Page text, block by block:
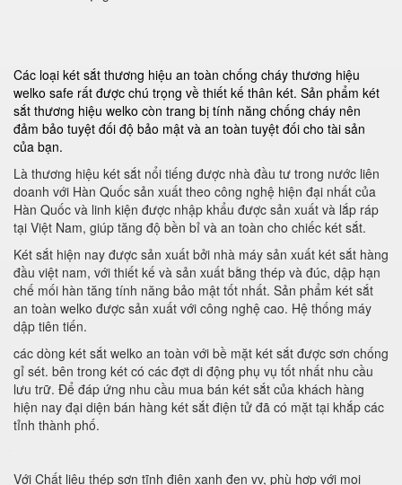
Các loại két sắt thương hiệu an toàn chống cháy thương hiệu
welko safe rất được chú trọng về thiết kế thân két. Sản phẩm két
sắt thương hiệu welko còn trang bị tính năng chống cháy nên
đảm bảo tuyệt đối độ bảo mật và an toàn tuyệt đối cho tài sản
của bạn.
Là thương hiệu két sắt nổi tiếng được nhà đầu tư trong nước liên
doanh với Hàn Quốc sản xuất theo công nghệ hiện đại nhất của
Hàn Quốc và linh kiện được nhập khẩu được sản xuất và lắp ráp
tại Việt Nam, giúp tăng độ bền bỉ và an toàn cho chiếc két sắt.
Két sắt hiện nay được sản xuất bởi nhà máy sản xuất két sắt hàng
đầu việt nam, với thiết kế và sản xuất bằng thép và đúc, dập hạn
chế mối hàn tăng tính năng bảo mật tốt nhất. Sản phẩm két sắt
an toàn welko được sản xuất với công nghệ cao. Hệ thống máy
dập tiên tiến.
các dòng két sắt welko an toàn với bề mặt két sắt được sơn chống
gỉ sét. bên trong két có các đợt di động phụ vụ tốt nhất nhu cầu
lưu trữ. Để đáp ứng nhu cầu mua bán két sắt của khách hàng
hiện nay đại diện bán hàng két sắt điện tử đã có mặt tại khắp các
tỉnh thành phố.
Với Chất liệu thép sơn tĩnh điện xanh đen vv, phù hợp với mọi